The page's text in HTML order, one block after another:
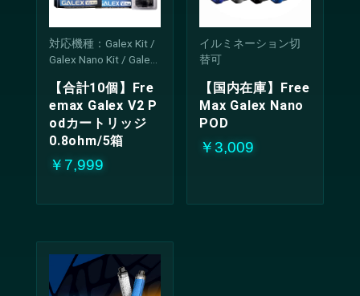
対応機種：Galex Kit /
Galex Nano Kit / Galex
Galex Nano 2 Kit / Gale
x Nano S
【合計10個】Fre
emax Galex V2 P
odカートリッジ
0.8ohm/5箱
￥7,999
イルミネーション切
替可
【国内在庫】Free
Max Galex Nano
POD
￥3,009